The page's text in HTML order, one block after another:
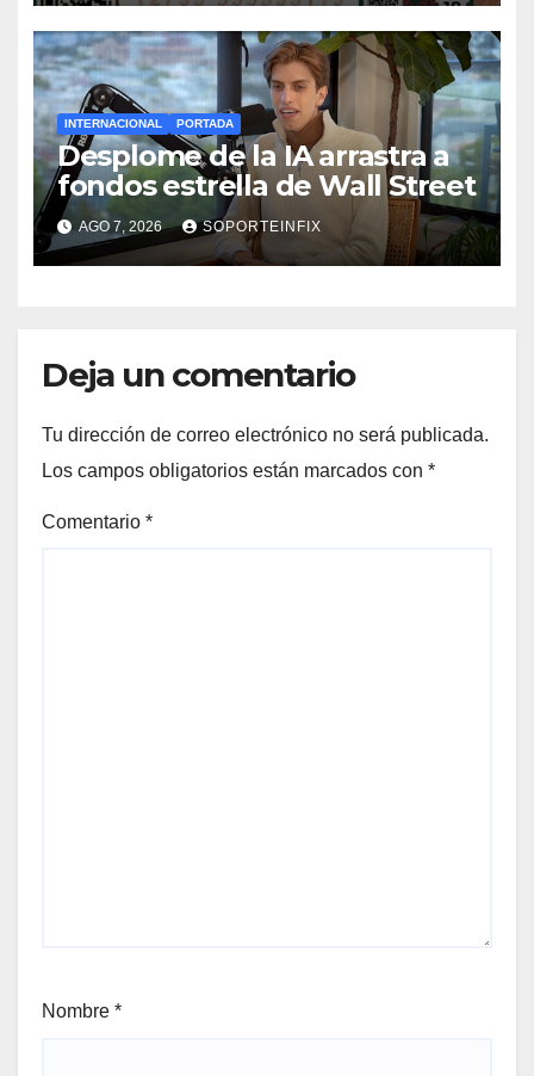
INTERNACIONAL PORTADA
Desplome de la IA arrastra a
fondos estrella de Wall Street
AGO 7, 2026 SOPORTEINFIX
Deja un comentario
Tu dirección de correo electrónico no será publicada.
Los campos obligatorios están marcados con *
Comentario *
Nombre *